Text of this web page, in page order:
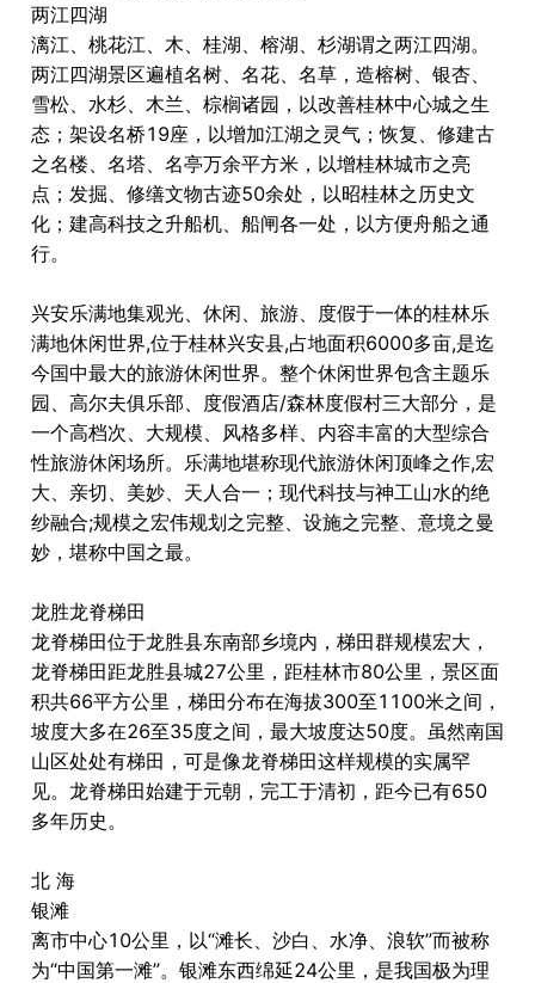
两江四湖
漓江、桃花江、木、桂湖、榕湖、杉湖谓之两江四湖。
两江四湖景区遍植名树、名花、名草，造榕树、银杏、
雪松、水杉、木兰、棕榈诸园，以改善桂林中心城之生
态；架设名桥19座，以增加江湖之灵气；恢复、修建古
之名楼、名塔、名亭万余平方米，以增桂林城市之亮
点；发掘、修缮文物古迹50余处，以昭桂林之历史文
化；建高科技之升船机、船闸各一处，以方便舟船之通
行。
兴安乐满地集观光、休闲、旅游、度假于一体的桂林乐
满地休闲世界,位于桂林兴安县,占地面积6000多亩,是迄
今国中最大的旅游休闲世界。整个休闲世界包含主题乐
园、高尔夫俱乐部、度假酒店/森林度假村三大部分，是
一个高档次、大规模、风格多样、内容丰富的大型综合
性旅游休闲场所。乐满地堪称现代旅游休闲顶峰之作,宏
大、亲切、美妙、天人合一；现代科技与神工山水的绝
纱融合;规模之宏伟规划之完整、设施之完整、意境之曼
妙，堪称中国之最。
龙胜龙脊梯田
龙脊梯田位于龙胜县东南部乡境内，梯田群规模宏大，
龙脊梯田距龙胜县城27公里，距桂林市80公里，景区面
积共66平方公里，梯田分布在海拔300至1100米之间，
坡度大多在26至35度之间，最大坡度达50度。虽然南国
山区处处有梯田，可是像龙脊梯田这样规模的实属罕
见。龙脊梯田始建于元朝，完工于清初，距今已有650
多年历史。
北 海
银滩
离市中心10公里，以“滩长、沙白、水净、浪软”而被称
为“中国第一滩”。银滩东西绵延24公里，是我国极为理